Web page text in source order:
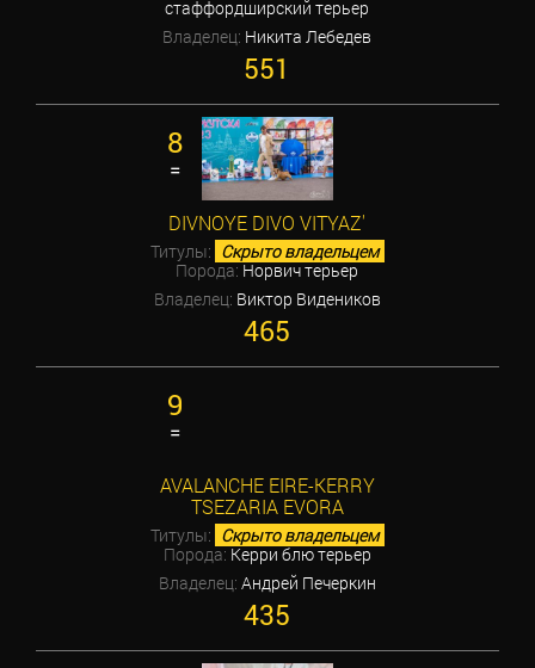
стаффордширский терьер
Владелец: Никита Лебедев
551
8
=
DIVNOYE DIVO VITYAZ'
Титулы: Скрыто владельцем
Порода:Норвич терьер
Владелец: Виктор Видеников
465
9
=
AVALANCHE EIRE-KERRY
TSEZARIA EVORA
Титулы: Скрыто владельцем
Порода:Керри блю терьер
Владелец: Андрей Печеркин
435